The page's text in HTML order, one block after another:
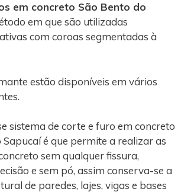
em concreto São Bento do
em que são utilizadas
com coroas segmentadas à
estão disponíveis em vários
sistema de corte e furo em concreto
Sapucaí é que permite a realizar as
sem qualquer fissura,
e sem pó, assim conserva-se a
de paredes, lajes, vigas e bases